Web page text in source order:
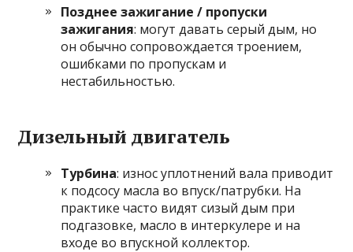
Позднее зажигание / пропуски
зажигания: могут давать серый дым, но
он обычно сопровождается троением,
ошибками по пропускам и
нестабильностью.
Дизельный двигатель
Турбина: износ уплотнений вала приводит
к подсосу масла во впуск/патрубки. На
практике часто видят сизый дым при
подгазовке, масло в интеркулере и на
входе во впускной коллектор.